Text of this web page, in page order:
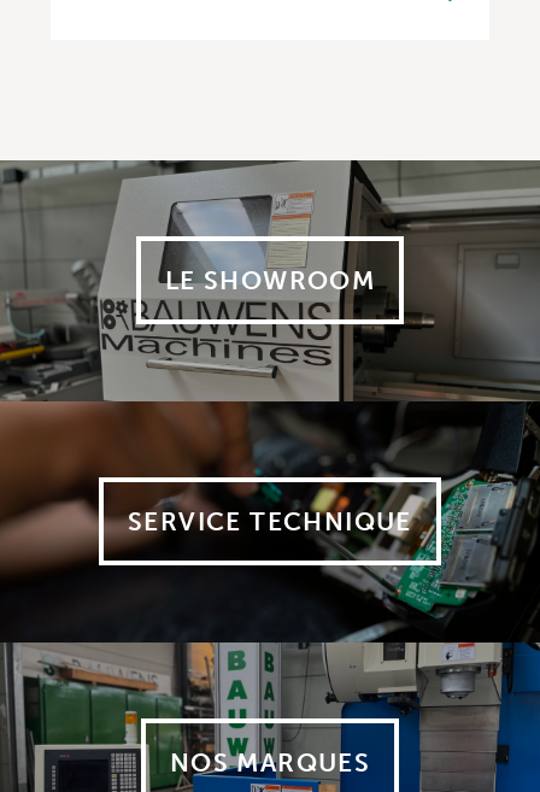
LE SHOWROOM
SERVICE TECHNIQUE
NOS MARQUES